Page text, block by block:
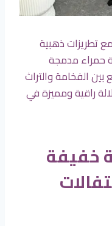
تطريزات ذهبية
حمراء مدمجة
الفخامة والتراث
راقية ومميزة في
خفيفة